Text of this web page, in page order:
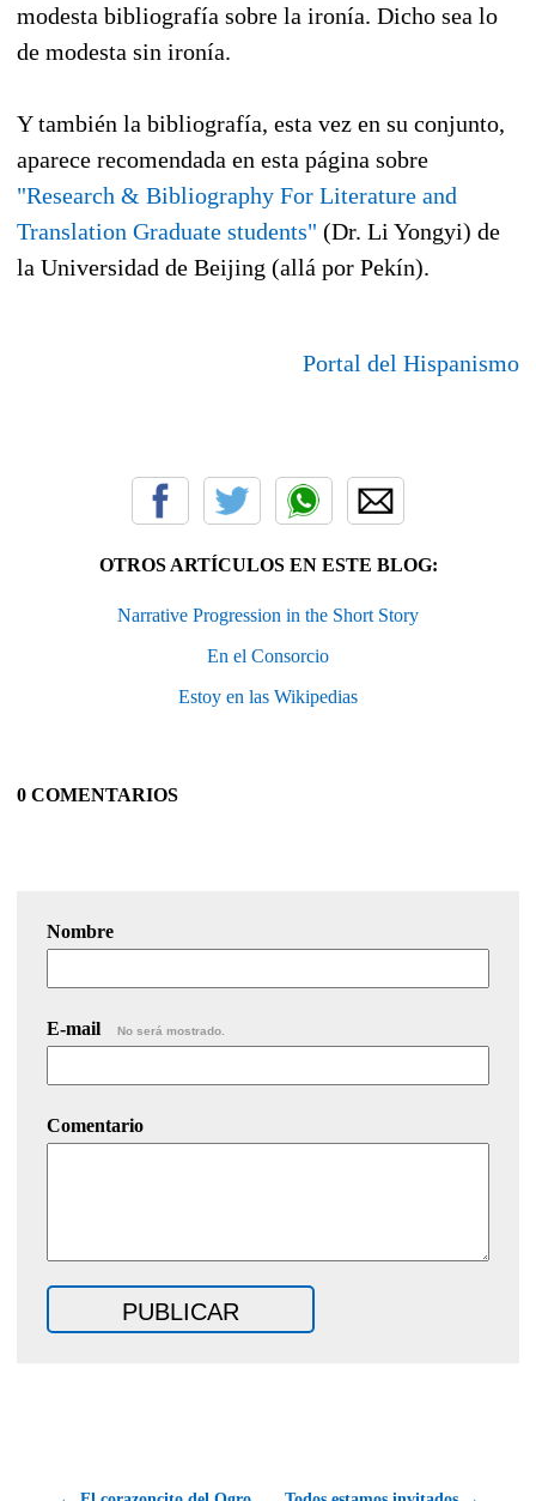
modesta bibliografía sobre la ironía. Dicho sea lo
de modesta sin ironía.
Y también la bibliografía, esta vez en su conjunto,
aparece recomendada en esta página sobre
"Research & Bibliography For Literature and
Translation Graduate students" (Dr. Li Yongyi) de
la Universidad de Beijing (allá por Pekín).
Portal del Hispanismo
OTROS ARTÍCULOS EN ESTE BLOG:
Narrative Progression in the Short Story
En el Consorcio
Estoy en las Wikipedias
0 COMENTARIOS
Nombre
E-mail No será mostrado.
Comentario